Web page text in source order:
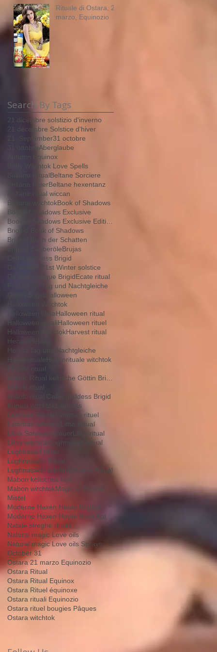
Rituale di Ostara, 21
marzo, Equinozio
Search By Tags
21 dicembre solstizio d'inverno
21 décembre Solstice d'hiver
21. September31 octobre
31 ottobreAberglaube
Autumn Equinox
Baby Witchtok Love Spells
Beltane RitualBeltane Sorciere
Beltane feuerBeltane hexentanz
Beltane ritual wiccan
Beltane witchtokBook of Shadows
Book of Shadows Exclusive
Brighid Book of Shadows
Brighid Buch der Schatten
Brighid ZauberöleBrujas
Celtic goddess Brigid
December 21st Winter solstice
Déesse celtique BrigidEcate ritual
Fruehlings Tag und Nachtgleiche
Halloween
Halloween Witchtok
Halloween filmeHalloween ritual
Halloween ritualiHalloween rituel
Halloween witchtokHarvest ritual
Hecate
Herbst Tag und Nachtgleiche
Hexenrituale
Hexenrituale witchtok
Hécate ritual
Imbolc ritual
Imbolc ritual Celtic goddess Brigid
Kupala witchtok
Lammas
Lammas Riuale
Lammas rituel
Lammas witchtok
Litha Ritual
Litha Sonnwendfeuer
Litha ritual
Litha witchtokLughnasad Ritual
Lughnasad ritual
Lughnasadh Ritual
Lughnasadh witchtok Mabon Ritual
Mabon kelisches fest
Mabon witchtokMagic of Brighid
Mistel
Moderne Hexen Heute Brighid
Natale streghe rituali
Natural magic Love oils
Natural magic Love oils Sprays Tiktok
October 31
Ostara 21 marzo Equinozio
Ostara Ritual
Ostara Ritual Equinox
Ostara Rituel équinoxe
Ostara rituali Equinozio
Ostara rituel bougies Pâques
Ostara witchtok